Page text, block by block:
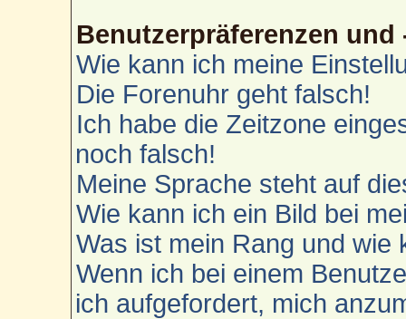
Benutzerpräferenzen
Wie kann ich meine
Die Forenuhr geht falsch!
Ich habe die Zeitzone
noch falsch!
Meine Sprache steht auf
Wie kann ich ein Bild bei
Was ist mein Rang und wie
Wenn ich bei einem
ich aufgefordert, mich